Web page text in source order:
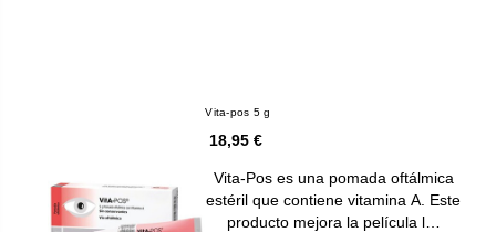
Vita-pos 5 g
18,95 €
Vita-Pos es una pomada oftálmica
estéril que contiene vitamina A. Este
producto mejora la película l…